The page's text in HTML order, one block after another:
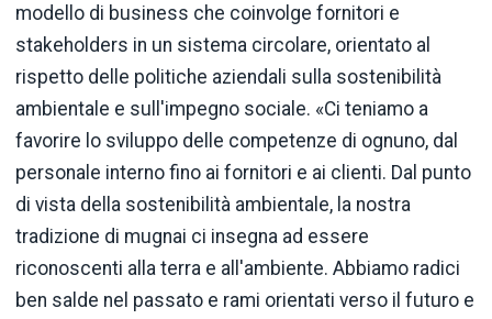
modello di business che coinvolge fornitori e
stakeholders in un sistema circolare, orientato al
rispetto delle politiche aziendali sulla sostenibilità
ambientale e sull'impegno sociale. «Ci teniamo a
favorire lo sviluppo delle competenze di ognuno, dal
personale interno fino ai fornitori e ai clienti. Dal punto
di vista della sostenibilità ambientale, la nostra
tradizione di mugnai ci insegna ad essere
riconoscenti alla terra e all'ambiente. Abbiamo radici
ben salde nel passato e rami orientati verso il futuro e